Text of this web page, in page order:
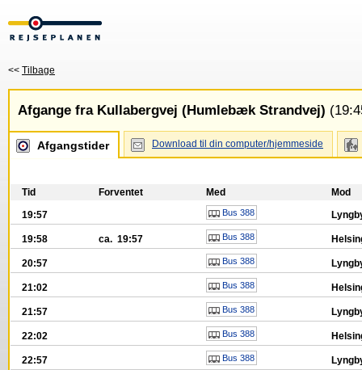
<< Tilbage
Afgange fra Kullabergvej (Humlebæk Strandvej)
Afgangstider Download til din computer/hjemmeside
Tid Forventet Med
Mod
19:57
Bus 388
19:58 ca. 19:57 Bus 388
20:57 Bus 388
21:02 Bus 388
21:57 Bus 388
22:02 Bus 388
22:57 Bus 388